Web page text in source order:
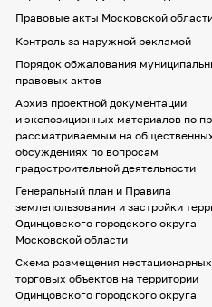
Правовые акты Московской
Контроль за наружной рекламой
Порядок обжалования
правовых актов
Архив проектной документации
и экспозиционных материалов по
рассматриваемым на
обсуждениях по вопросам
градостроительной деятельности
Генеральный план и Правила
землепользования и застройки
Одинцовского городского округа
Московской области
Схема размещения нестационарных
торговых объектов на территории
Одинцовского городского округа